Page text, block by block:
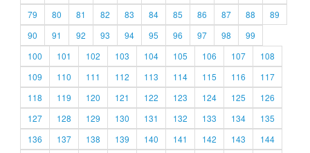
79
80 81 82 83 84 85 86 87 88
89
90
91 92 93 94 95 96 97 98
99
100
101 102 103 104 105 106 107
108
109
110 111 112 113 114 115 116
117
118
119 120 121 122 123 124 125
126
127
128 129 130 131 132 133 134
135
136
137 138 139 140 141 142 143
144